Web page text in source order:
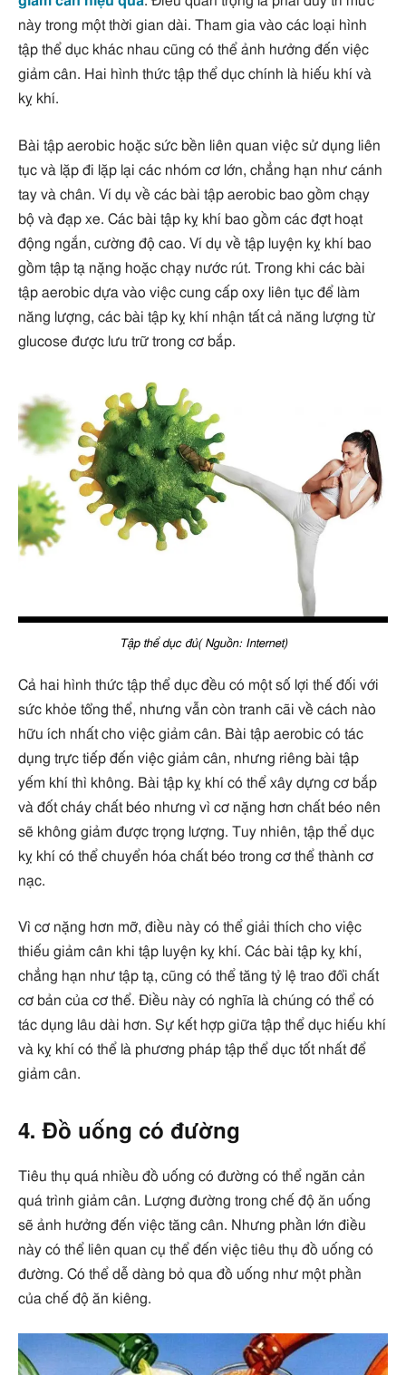
này trong một thời gian dài. Tham gia vào các loại hình
tập thể dục khác nhau cũng có thể ảnh hưởng đến việc
giảm cân. Hai hình thức tập thể dục chính là hiếu khí và
kỵ khí.
Bài tập aerobic hoặc sức bền liên quan việc sử dụng liên
tục và lặp đi lặp lại các nhóm cơ lớn, chẳng hạn như cánh
tay và chân. Ví dụ về các bài tập aerobic bao gồm chạy
bộ và đạp xe. Các bài tập kỵ khí bao gồm các đợt hoạt
động ngắn, cường độ cao. Ví dụ về tập luyện kỵ khí bao
gồm tập tạ nặng hoặc chạy nước rút. Trong khi các bài
tập aerobic dựa vào việc cung cấp oxy liên tục để làm
năng lượng, các bài tập kỵ khí nhận tất cả năng lượng từ
glucose được lưu trữ trong cơ bắp.
Tập thể dục đủ( Nguồn: Internet)
Cả hai hình thức tập thể dục đều có một số lợi thế đối với
sức khỏe tổng thể, nhưng vẫn còn tranh cãi về cách nào
hữu ích nhất cho việc giảm cân. Bài tập aerobic có tác
dụng trực tiếp đến việc giảm cân, nhưng riêng bài tập
yếm khí thì không. Bài tập kỵ khí có thể xây dựng cơ bắp
và đốt cháy chất béo nhưng vì cơ nặng hơn chất béo nên
sẽ không giảm được trọng lượng. Tuy nhiên, tập thể dục
kỵ khí có thể chuyển hóa chất béo trong cơ thể thành cơ
nạc.
Vì cơ nặng hơn mỡ, điều này có thể giải thích cho việc
thiếu giảm cân khi tập luyện kỵ khí. Các bài tập kỵ khí,
chẳng hạn như tập tạ, cũng có thể tăng tỷ lệ trao đổi chất
cơ bản của cơ thể. Điều này có nghĩa là chúng có thể có
tác dụng lâu dài hơn. Sự kết hợp giữa tập thể dục hiếu khí
và kỵ khí có thể là phương pháp tập thể dục tốt nhất để
giảm cân.
4. Đồ uống có đường
Tiêu thụ quá nhiều đồ uống có đường có thể ngăn cản
quá trình giảm cân. Lượng đường trong chế độ ăn uống
sẽ ảnh hưởng đến việc tăng cân. Nhưng phần lớn điều
này có thể liên quan cụ thể đến việc tiêu thụ đồ uống có
đường. Có thể dễ dàng bỏ qua đồ uống như một phần
của chế độ ăn kiêng.